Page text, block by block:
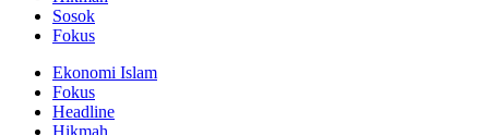
Sosok
Fokus
Ekonomi Islam
Fokus
Headline
Hikmah